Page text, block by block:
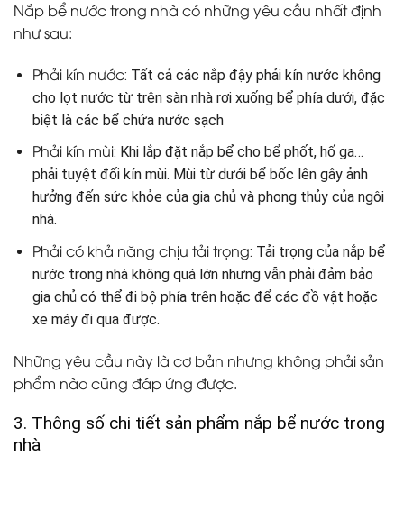
Nắp bể nước trong nhà có những yêu cầu nhất định
như sau:
Phải kín nước: Tất cả các nắp đậy phải kín nước không
cho lọt nước từ trên sàn nhà rơi xuống bể phía dưới, đặc
biệt là các bể chứa nước sạch
Phải kín mùi: Khi lắp đặt nắp bể cho bể phốt, hố ga…
phải tuyệt đối kín mùi. Mùi từ dưới bể bốc lên gây ảnh
hưởng đến sức khỏe của gia chủ và phong thủy của ngôi
nhà.
Phải có khả năng chịu tải trọng: Tải trọng của nắp bể
nước trong nhà không quá lớn nhưng vẫn phải đảm bảo
gia chủ có thể đi bộ phía trên hoặc để các đồ vật hoặc
xe máy đi qua được.
Những yêu cầu này là cơ bản nhưng không phải sản
phẩm nào cũng đáp ứng được.
3. Thông số chi tiết sản phẩm nắp bể nước trong
nhà